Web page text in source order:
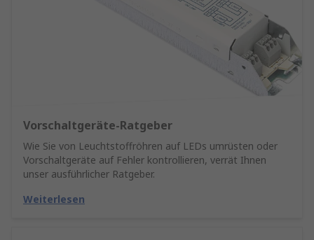
Vorschaltgeräte-Ratgeber
Wie Sie von Leuchtstoffröhren auf LEDs umrüsten oder
Vorschaltgeräte auf Fehler kontrollieren, verrät Ihnen
unser ausführlicher Ratgeber.
Weiterlesen